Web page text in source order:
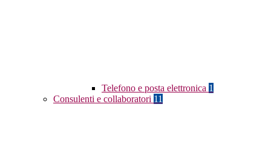
Telefono e posta elettronica 1
Consulenti e collaboratori 11